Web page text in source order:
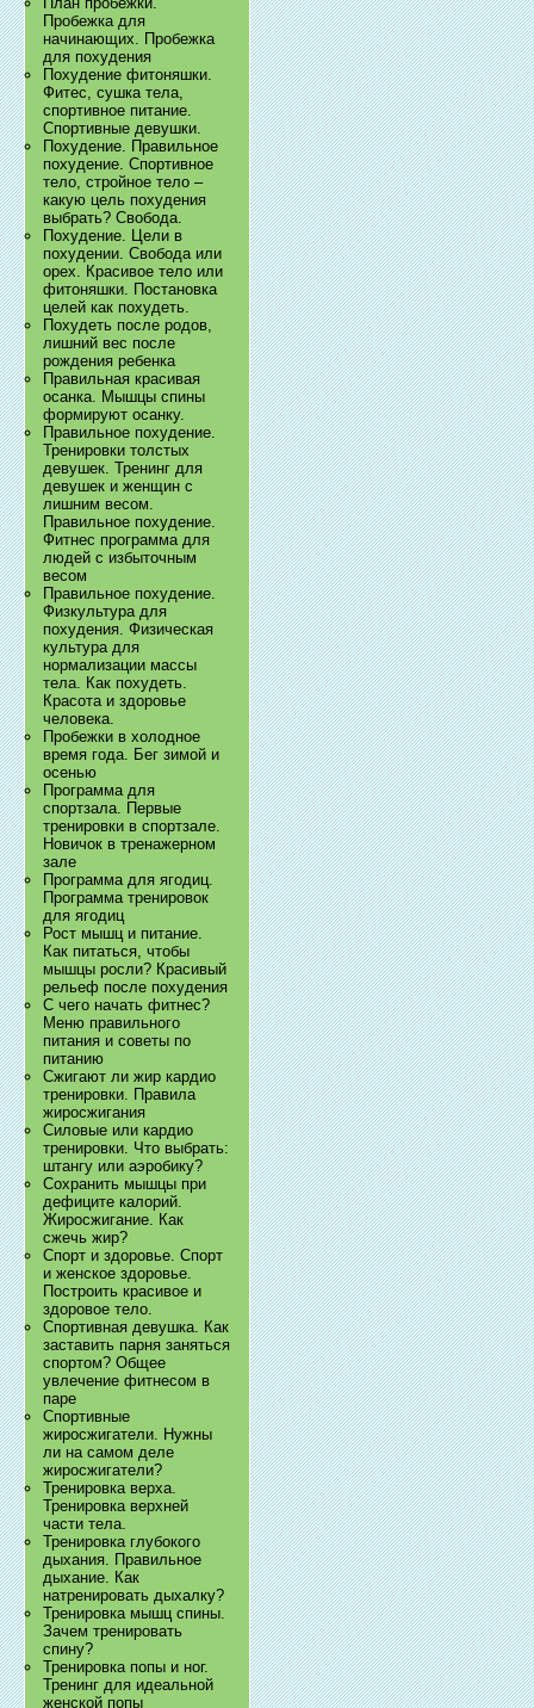
Пробежка для
начинающих. Пробежка
для похудения
Похудение фитоняшки.
Фитес, сушка тела,
спортивное питание.
Спортивные девушки.
Похудение. Правильное
похудение. Спортивное
тело, стройное тело –
какую цель похудения
выбрать? Свобода.
Похудение. Цели в
похудении. Свобода или
орех. Красивое тело или
фитоняшки. Постановка
целей как похудеть.
Похудеть после родов,
лишний вес после
рождения ребенка
Правильная красивая
осанка. Мышцы спины
формируют осанку.
Правильное похудение.
Тренировки толстых
девушек. Тренинг для
девушек и женщин с
лишним весом.
Правильное похудение.
Фитнес программа для
людей с избыточным
весом
Правильное похудение.
Физкультура для
похудения. Физическая
культура для
нормализации массы
тела. Как похудеть.
Красота и здоровье
человека.
Пробежки в холодное
время года. Бег зимой и
осенью
Программа для
спортзала. Первые
тренировки в спортзале.
Новичок в тренажерном
зале
Программа для ягодиц.
Программа тренировок
для ягодиц
Рост мышц и питание.
Как питаться, чтобы
мышцы росли? Красивый
рельеф после похудения
С чего начать фитнес?
Меню правильного
питания и советы по
питанию
Сжигают ли жир кардио
тренировки. Правила
жиросжигания
Силовые или кардио
тренировки. Что выбрать:
штангу или аэробику?
Сохранить мышцы при
дефиците калорий.
Жиросжигание. Как
сжечь жир?
Спорт и здоровье. Спорт
и женское здоровье.
Построить красивое и
здоровое тело.
Спортивная девушка. Как
заставить парня заняться
спортом? Общее
увлечение фитнесом в
паре
Спортивные
жиросжигатели. Нужны
ли на самом деле
жиросжигатели?
Тренировка верха.
Тренировка верхней
части тела.
Тренировка глубокого
дыхания. Правильное
дыхание. Как
натренировать дыхалку?
Тренировка мышц спины.
Зачем тренировать
спину?
Тренировка попы и ног.
Тренинг для идеальной
женской попы